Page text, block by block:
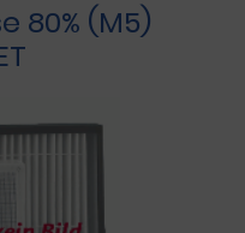
80% (M5)